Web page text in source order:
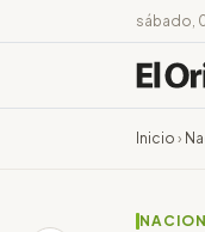
sábado,
Inicio ›